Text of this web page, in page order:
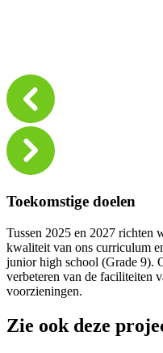
Toekomstige doelen
Tussen 2025 en 2027 richten
kwaliteit van ons curriculum
junior high school (Grade 9).
verbeteren van de faciliteiten
voorzieningen.
Zie ook deze